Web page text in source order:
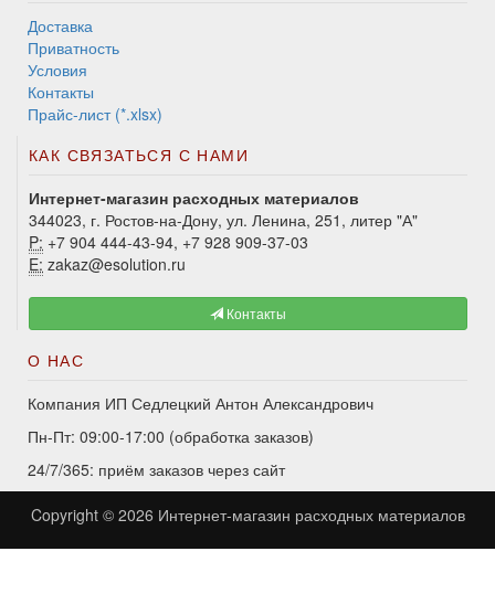
Доставка
Приватность
Условия
Контакты
Прайс-лист (*.xlsx)
КАК СВЯЗАТЬСЯ С НАМИ
Интернет-магазин расходных материалов
344023, г. Ростов-на-Дону, ул. Ленина, 251, литер "А"
P: +7 904 444-43-94, +7 928 909-37-03
E: zakaz@esolution.ru
Контакты
О НАС
Компания ИП Седлецкий Антон Александрович
Пн-Пт: 09:00-17:00 (обработка заказов)
24/7/365: приём заказов через сайт
Copyright © 2026 Интернет-магазин расходных материалов